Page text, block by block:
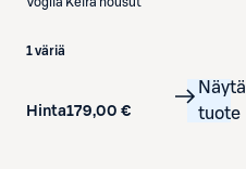
1 väriä
Hinta179,00 €
Näytä
tuote